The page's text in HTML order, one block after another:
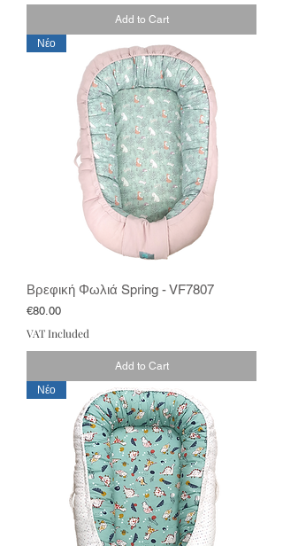
Add to Cart
Νέο
Βρεφική Φωλιά Spring - VF7807
Price
€80.00
VAT Included
Add to Cart
Νέο